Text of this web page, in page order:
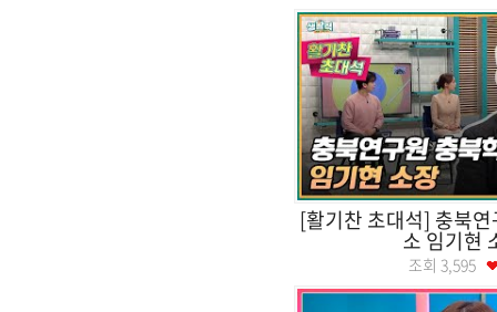
[활기찬 초대석] 충북
소 임기현
조회 3,595